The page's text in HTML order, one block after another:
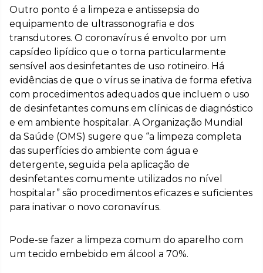
Outro ponto é a limpeza e antissepsia do
equipamento de ultrassonografia e dos
transdutores. O coronavírus é envolto por um
capsídeo lipídico que o torna particularmente
sensível aos desinfetantes de uso rotineiro. Há
evidências de que o vírus se inativa de forma efetiva
com procedimentos adequados que incluem o uso
de desinfetantes comuns em clínicas de diagnóstico
e em ambiente hospitalar. A Organização Mundial
da Saúde (OMS) sugere que “a limpeza completa
das superfícies do ambiente com água e
detergente, seguida pela aplicação de
desinfetantes comumente utilizados no nível
hospitalar” são procedimentos eficazes e suficientes
para inativar o novo coronavírus.
Pode-se fazer a limpeza comum do aparelho com
um tecido embebido em álcool a 70%.